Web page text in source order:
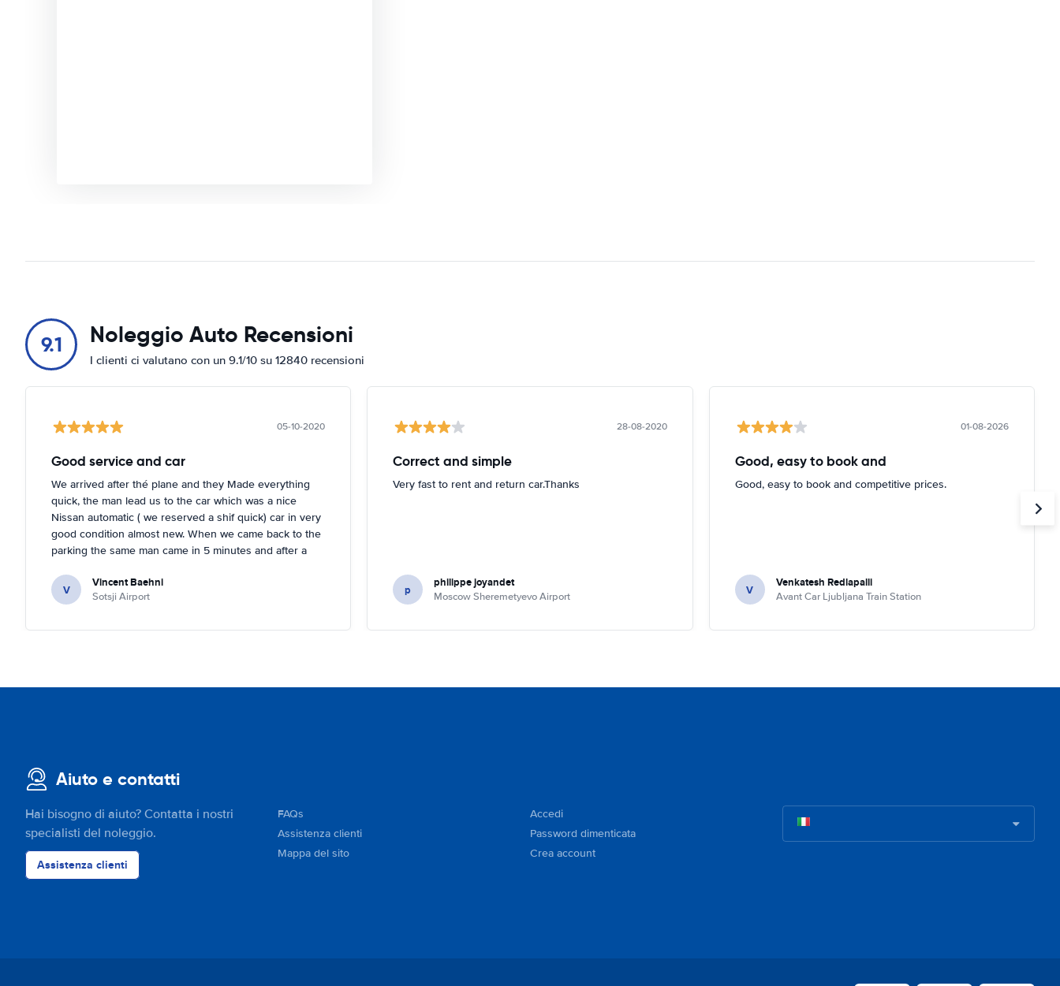
9.1 Noleggio Auto Recensioni
I clienti ci valutano con un 9.1/10 su 12840 recensioni
05-10-2020
Good service and car
We arrived after thé plane and they Made everything
quick, the man lead us to the car which was a nice
Nissan automatic ( we reserved a shif quick) car in very
good condition almost new. When we came back to the
parking the same man came in 5 minutes and after a
recommand this company.
V Vincent Baehni
Sotsji Airport
28-08-2020
Correct and simple
Very fast to rent and return car.Thanks
p philippe joyandet
Moscow Sheremetyevo Airport
01-08-2026
Good, easy to book and
Good, easy to book and competitive prices.
V Venkatesh Redlapalli
Avant Car Ljubljana Train Station
Aiuto e contatti
Hai bisogno di aiuto? Contatta i nostri
specialisti del noleggio.
Assistenza clienti
FAQs
Assistenza clienti
Mappa del sito
Accedi
Password dimenticata
Crea account